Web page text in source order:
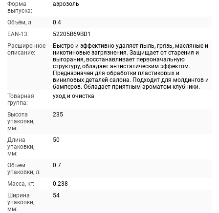
Форма
выпуска:
аэрозоль
Объём, л:
0.4
EAN-13:
52205B69BD1
Расширенное
описание:
Быстро и эффективно удаляет пыль, грязь, масляные и
никотиновые загрязнения. Защищает от старения и
выгорания, восстанавливает первоначальную
структуру, обладает антистатическим эффектом.
Предназначен для обработки пластиковых и
виниловых деталей салона. Подходит для молдингов и
бамперов. Обладает приятным ароматом клубники.
Товарная
группа:
уход и очистка
Высота
упаковки,
мм:
235
Длина
упаковки,
мм:
50
Объем
упаковки, л:
0.7
Масса, кг:
0.238
Ширина
упаковки,
мм:
54